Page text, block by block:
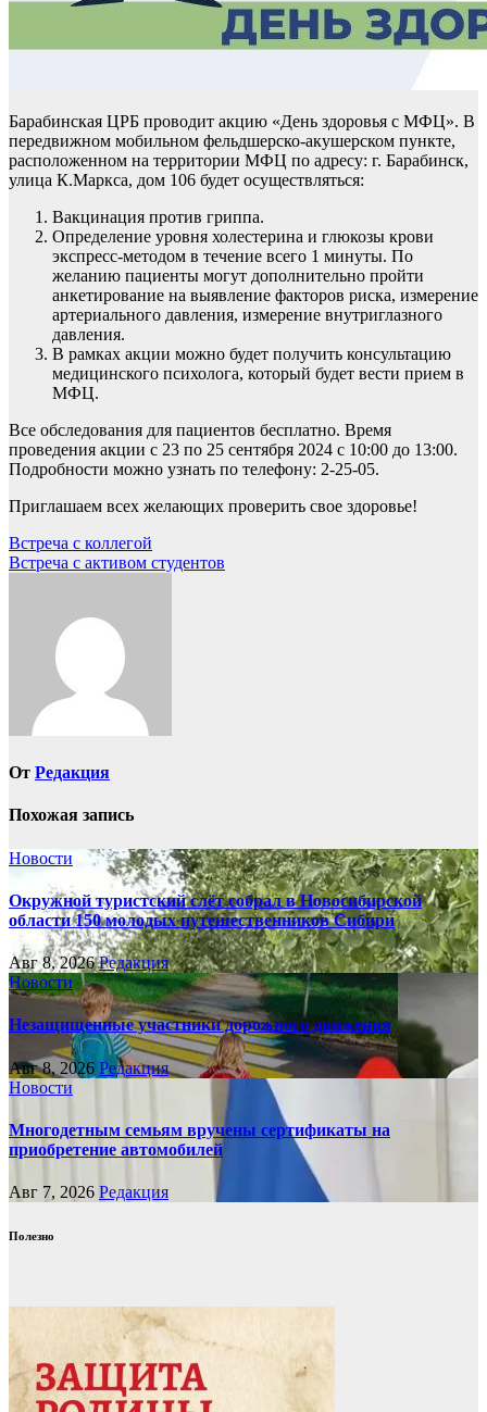
Барабинская ЦРБ проводит акцию «День здоровья с МФЦ». В
передвижном мобильном фельдшерско-акушерском пункте,
расположенном на территории МФЦ по адресу: г. Барабинск,
улица К.Маркса, дом 106 будет осуществляться:
Вакцинация против гриппа.
Определение уровня холестерина и глюкозы крови
экспресс-методом в течение всего 1 минуты. По
желанию пациенты могут дополнительно пройти
анкетирование на выявление факторов риска, измерение
артериального давления, измерение внутриглазного
давления.
В рамках акции можно будет получить консультацию
медицинского психолога, который будет вести прием в
МФЦ.
Все обследования для пациентов бесплатно. Время
проведения акции с 23 по 25 сентября 2024 с 10:00 до 13:00.
Подробности можно узнать по телефону: 2-25-05.
Приглашаем всех желающих проверить свое здоровье!
Навигация
по
Встреча с коллегой
Встреча с активом студентов
От Редакция
Похожая запись
Новости
Окружной туристский слёт собрал в Новосибирской
области 150 молодых путешественников Сибири
Авг 8, 2026Редакция
Новости
Незащищенные участники дорожного движения
Авг 8, 2026 Редакция
Новости
Многодетным семьям вручены сертификаты на
приобретение автомобилей
Авг 7, 2026 Редакция
Полезно